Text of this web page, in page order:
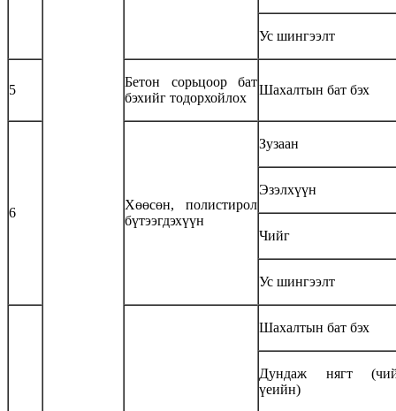
Ус шингээлт
5
Бетон сорьцоор бат
бэхийг тодорхойлох
Шахалтын бат бэх
6
Хөөсөн, полистирол
бүтээгдэхүүн
Зузаан
Эзэлхүүн
Чийг
Ус шингээлт
Шахалтын бат бэх
Дундаж нягт
үеийн)